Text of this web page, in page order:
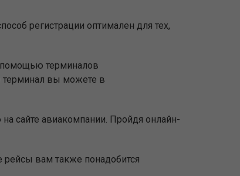
регистрации оптимален для тех,
помощью терминалов
терминал вы можете в
сайте авиакомпании. Пройдя онлайн-
рейсы вам также понадобится